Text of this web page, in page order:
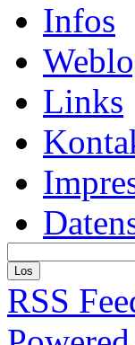
Infos
Links
RSS